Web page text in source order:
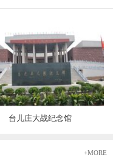
台儿庄大战纪念馆
+MORE